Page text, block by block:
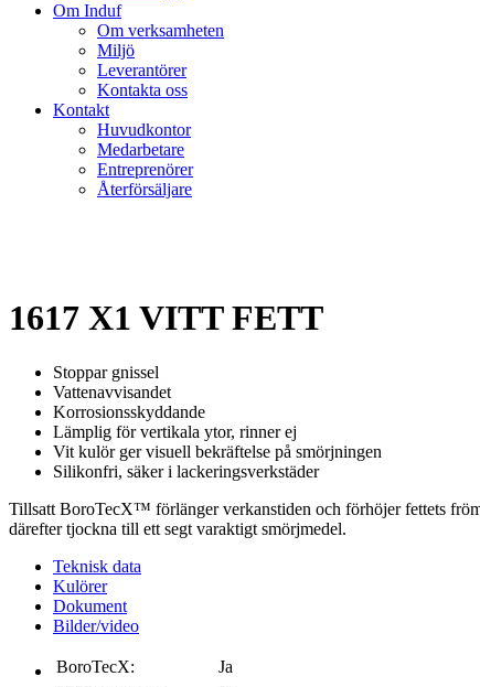
Om Induf
Om verksamheten
Miljö
Leverantörer
Kontakta oss
Kontakt
Huvudkontor
Medarbetare
Entreprenörer
Återförsäljare
1617 X1 VITT FETT
Stoppar gnissel
Vattenavvisandet
Korrosionsskyddande
Lämplig för vertikala ytor, rinner ej
Vit kulör ger visuell bekräftelse på smörjningen
Silikonfri, säker i lackeringsverkstäder
Tillsatt BoroTecX™ förlänger verkanstiden och förhöjer fettets
därefter tjockna till ett segt varaktigt smörjmedel.
Teknisk data
Kulörer
Dokument
Bilder/video
BoroTecX:
Ja